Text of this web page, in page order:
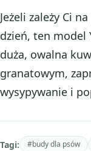
Jeżeli zależy Ci
dzień, ten model
duża, owalna
granatowym,
wysypywanie i
Tagi: #budy dla psów